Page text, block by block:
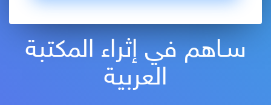
سـاهم في إثراء المكتبة
العربية